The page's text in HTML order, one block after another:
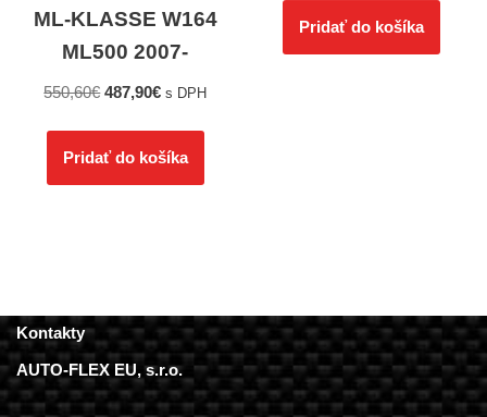
ML-KLASSE W164
ML500 2007-
550,60€ 487,90€ s DPH
Pridať do košíka
Pridať do košíka
Kontakty
AUTO-FLEX EU, s.r.o.